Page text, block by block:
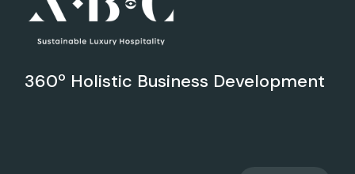
360º Holistic Business Development